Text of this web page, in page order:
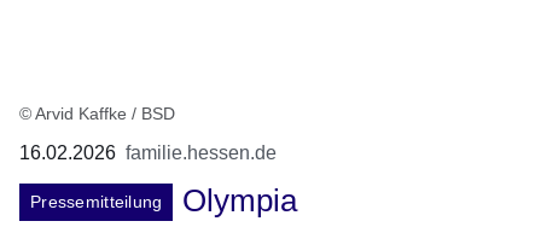
© Arvid Kaffke / BSD
16.02.2026 familie.hessen.de
Pressemitteilung
Olympia